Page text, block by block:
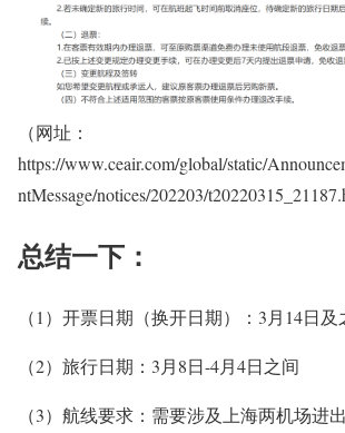
（网址：
https://www.ceair.com/global/static/
ntMessage/notices/202203/
总结一下：
（1）开票日期（换开日期）：3月14日及
（2）旅行日期：3月8日-4月4日之间
（3）航线要求：需要涉及上海两机场进